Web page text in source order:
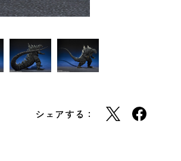
シェアする：